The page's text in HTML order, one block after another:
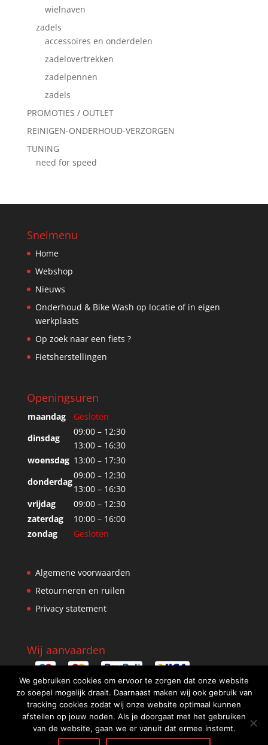
wielnaven
zadels
accessoires en onderdelen
zadelovertrekken
zadelpennen
zadels
PROMOTIES / OUTLET
REINIGEN-ONDERHOUD-VERZORGEN
TUNING
need for speed
Snelmenu
Home
Webshop
Nieuws
Onderhoud & Bike Wash op locatie of in eigen
werkplaats
Op zoek naar een fiets ?
Fietsherstellingen
Openingsuren
maandag
Gesloten
dinsdag
09:00 – 12:30
13:00 – 16:30
woensdag 13:00 – 17:30
donderdag
09:00 – 12:30
13:00 – 16:30
vrijdag
09:00 – 12:30
zaterdag
10:00 – 16:00
zondag
Gesloten
Algemene voorwaarden
Retourneren en ruilen
Privacy statement
Wij aanvaarden
We gebruiken cookies om ervoor te zorgen dat onze website
zo soepel mogelijk draait. Daarnaast maken wij ook gebruik van
tracking cookies zodat wij onze website optimaal kunnen
afstellen op jouw noden. Als je doorgaat met het gebruiken
van de website, gaan we er vanuit dat ermee instemt.